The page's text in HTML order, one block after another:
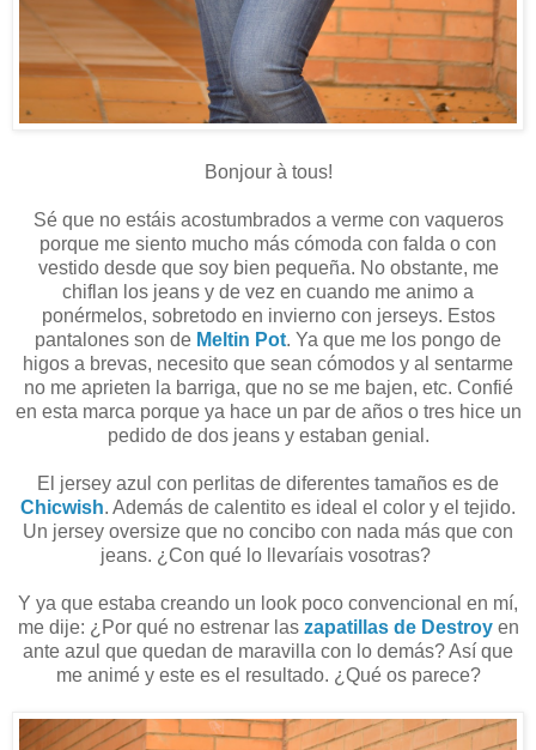
Bonjour à tous!
Sé que no estáis acostumbrados a verme con vaqueros
porque me siento mucho más cómoda con falda o con
vestido desde que soy bien pequeña. No obstante, me
chiflan los jeans y de vez en cuando me animo a
ponérmelos, sobretodo en invierno con jerseys. Estos
pantalones son de Meltin Pot. Ya que me los pongo de
higos a brevas, necesito que sean cómodos y al sentarme
no me aprieten la barriga, que no se me bajen, etc. Confié
en esta marca porque ya hace un par de años o tres hice un
pedido de dos jeans y estaban genial.
El jersey azul con perlitas de diferentes tamaños es de
Chicwish. Además de calentito es ideal el color y el tejido.
Un jersey oversize que no concibo con nada más que con
jeans. ¿Con qué lo llevaríais vosotras?
Y ya que estaba creando un look poco convencional en mí,
me dije: ¿Por qué no estrenar las zapatillas de Destroy en
ante azul que quedan de maravilla con lo demás? Así que
me animé y este es el resultado. ¿Qué os parece?